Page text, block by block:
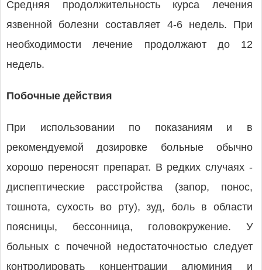
Средняя продолжительность курса лечения
язвенной болезни составляет 4-6 недель. При
необходимости лечение продолжают до 12
недель.
Побочные действия
При использовании по показаниям и в
рекомендуемой дозировке больные обычно
хорошо переносят препарат. В редких случаях -
диспептические расстройства (запор, понос,
тошнота, сухость во рту), зуд, боль в области
поясницы, бессонница, головокружение. У
больных с почечной недостаточностью следует
контролировать концентрации алюминия и